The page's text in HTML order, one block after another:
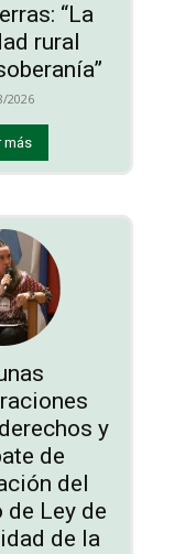
“La
rural
2026
más
y
de
del
de Ley de
de la